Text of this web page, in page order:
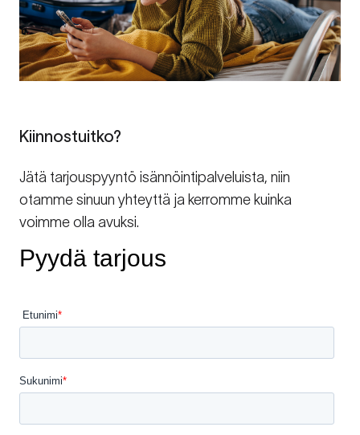
Kiinnostuitko?
Jätä tarjouspyyntö isännöintipalveluista, niin
otamme sinuun yhteyttä ja kerromme kuinka
voimme olla avuksi.